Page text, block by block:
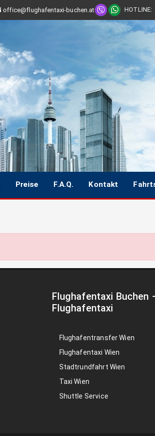
office@flughafentaxi-buchen.at HOTLINE:
Preise F.A.Q. Kontakt
Flughafentaxi Buchen
Flughafentaxi
Flughafentransfer Wien
Flughafentaxi Wien
Stadtrundfahrt Wien
Taxi Wien
Shuttle Service